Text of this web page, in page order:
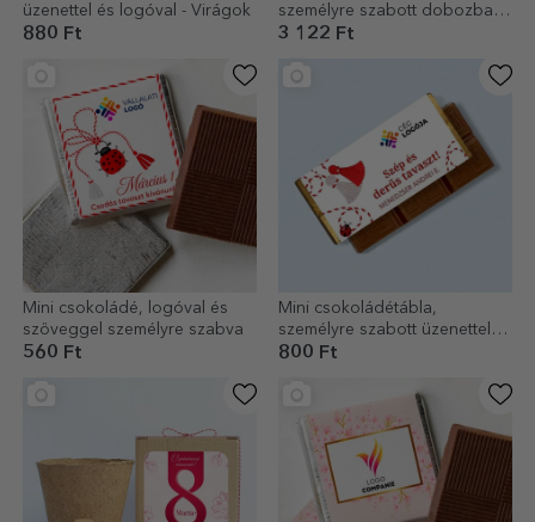
üzenettel és logóval - Virágok
880 Ft
személyre szabott dobozban,
logóval és üzenettel
3 122 Ft
Mini csokoládé, logóval és
szöveggel személyre szabva
560 Ft
Mini csokoládétábla,
személyre szabott üzenettel
és logóval
800 Ft